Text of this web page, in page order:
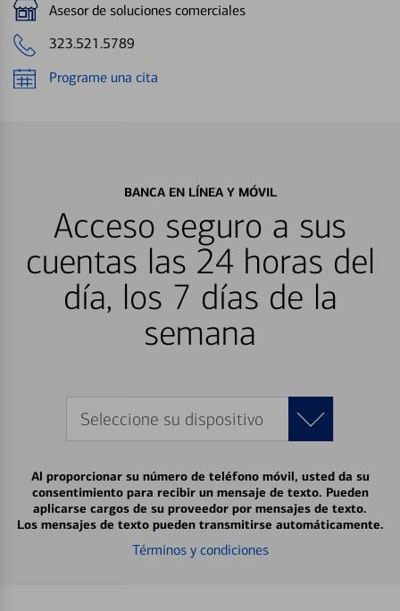
Asesor de soluciones comerciales
323.521.5789
Programe una cita
BANCA EN LÍNEA Y MÓVIL
Acceso seguro a sus
cuentas las 24 horas del
día, los 7 días de la
semana
Seleccione su dispositivo
Al proporcionar su número de teléfono móvil, usted da su
consentimiento para recibir un mensaje de texto. Pueden
aplicarse cargos de su proveedor por mensajes de texto.
Los mensajes de texto pueden transmitirse automáticamente.
Términos y condiciones